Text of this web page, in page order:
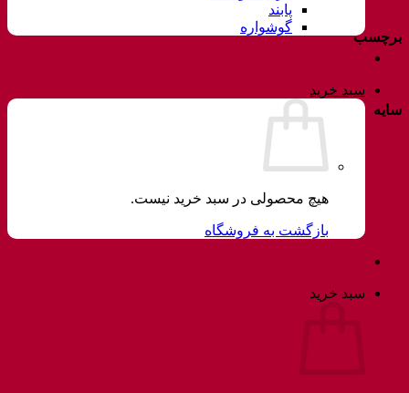
پابند
گوشواره
سبد خرید
هیچ محصولی در سبد خرید نیست.
بازگشت به فروشگاه
سبد خرید
برچسب
سایه